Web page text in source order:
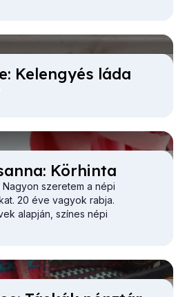
Ke­len­gyés lá­da
Kör­hin­ta
szeretem a népi
20 éve vagyok rabja.
alapján, színes népi